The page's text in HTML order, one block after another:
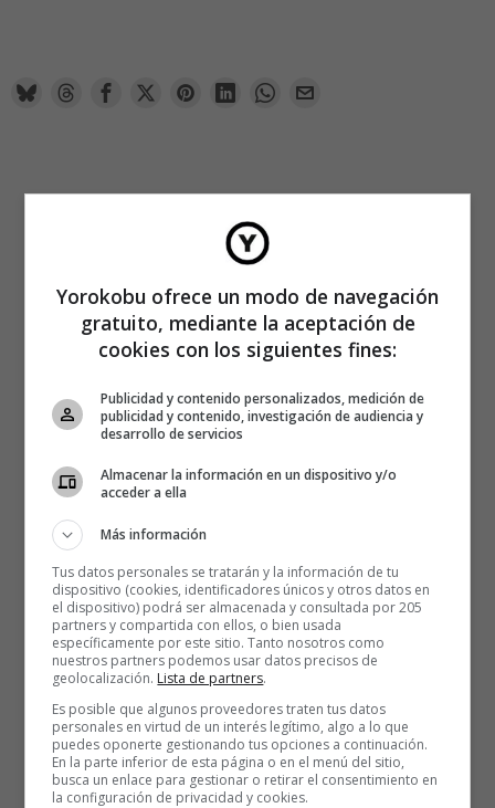
Yorokobu ofrece un modo de navegación
gratuito, mediante la aceptación de
cookies con los siguientes fines:
Publicidad y contenido personalizados, medición de
publicidad y contenido, investigación de audiencia y
desarrollo de servicios
Almacenar la información en un dispositivo y/o
acceder a ella
Más información
Tus datos personales se tratarán y la información de tu
dispositivo (cookies, identificadores únicos y otros datos en
el dispositivo) podrá ser almacenada y consultada por 205
partners y compartida con ellos, o bien usada
específicamente por este sitio. Tanto nosotros como
nuestros partners podemos usar datos precisos de
geolocalización. Lista de partners.
Es posible que algunos proveedores traten tus datos
personales en virtud de un interés legítimo, algo a lo que
puedes oponerte gestionando tus opciones a continuación.
En la parte inferior de esta página o en el menú del sitio,
busca un enlace para gestionar o retirar el consentimiento en
la configuración de privacidad y cookies.